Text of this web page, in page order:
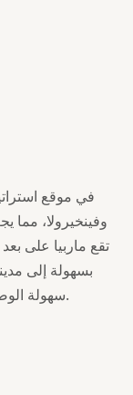
وفينخيرولا، مما
تقع ماربيا على
بسهولة إلى
سهولة الوصول إلى المرافق المحلية والوجهات الإقليمية.